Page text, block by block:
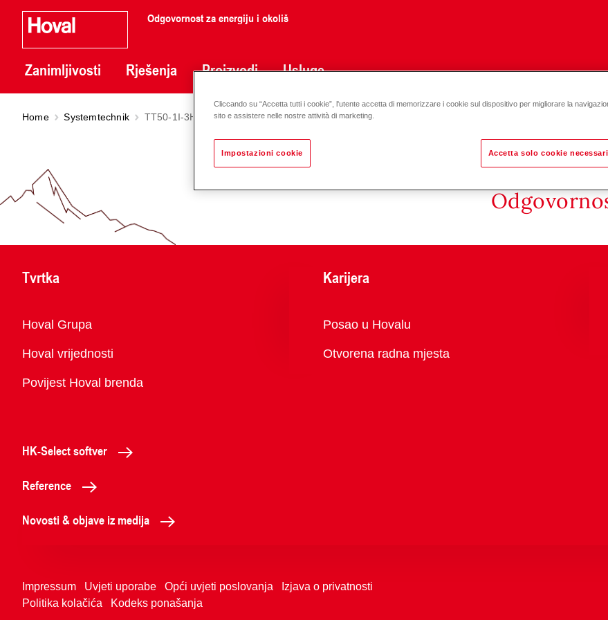
Odgovornost za energiju i okoliš
Zanimljivosti Rješenja Proizvodi Usluge
Home Systemtechnik TT50-1I-3H-1IL-MHK-MHK-MHK-DLK
Tvrtka
Pregled
Hoval Grupa
Hoval vrijednosti
Povijest Hoval brenda
Karijera
Pregled
Posao u Hovalu
Otvorena radna mjesta
HK-Select softver
Reference
Novosti & objave iz medija
Impressum Uvjeti uporabe Opći uvjeti poslovanja
Izjava o privatnosti
Politika kolačića
Kodeks ponašanja
Cliccando su “Accetta tutti i cookie”, l'utente accetta di memorizzare i cookie sul dispositivo per migliorare la
sito e assistere nelle nostre attività di marketing.
Impostazioni cookie Accetta solo cookie necessari